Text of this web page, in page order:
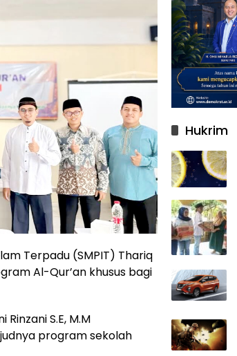
Terpadu (SMPIT) Thariq
Al-Qur’an khusus bagi
S.E, M.M
program sekolah
Hukrim